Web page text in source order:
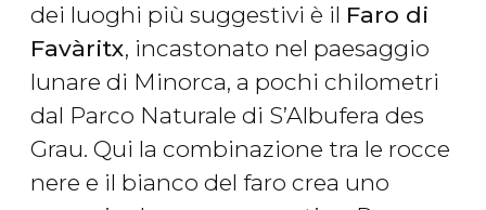
dei luoghi più suggestivi è il Faro di
Favàritx, incastonato nel paesaggio
lunare di Minorca, a pochi chilometri
dal Parco Naturale di S’Albufera des
Grau. Qui la combinazione tra le rocce
nere e il bianco del faro crea uno